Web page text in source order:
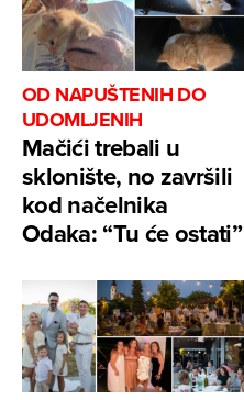
OD NAPUŠTENIH DO
UDOMLJENIH
Mačići trebali u
sklonište, no završili
kod načelnika
Odaka: “Tu će ostati”